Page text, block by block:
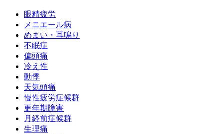
眼精疲労
メニエール病
めまい・耳鳴り
不眠症
偏頭痛
冷え性
動悸
天気頭痛
慢性疲労症候群
更年期障害
月経前症候群
生理痛